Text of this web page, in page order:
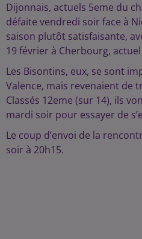
Dijonnais, actuels 5eme du
défaite vendredi soir face à
saison plutôt satisfaisante,
19 février à Cherbourg,
Les Bisontins, eux, se sont
Valence, mais revenaient de
Classés 12eme (sur 14), ils
mardi soir pour essayer de
Le coup d’envoi de la
soir à 20h15.